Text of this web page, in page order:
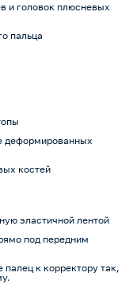
и головок плюсневых
пальца
деформированных
костей
эластичной лентой
под передним
палец к корректору так,